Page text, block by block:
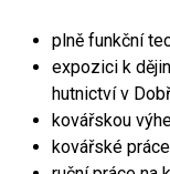
plně funkční
expozici k
hutnictví v
kovářskou
kovářské